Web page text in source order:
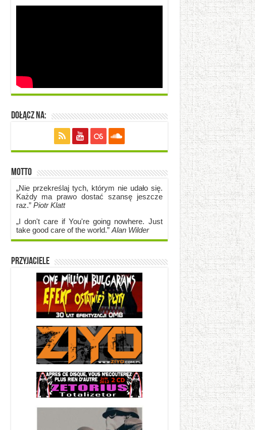
Dołącz na:
Motto
„Nie przekreślaj tych, którym nie udało się.
Każdy ma prawo dostać szansę jeszcze
raz.” Piotr Klatt
„I don't care if You're going nowhere. Just
take good care of the world.” Alan Wilder
Przyjaciele